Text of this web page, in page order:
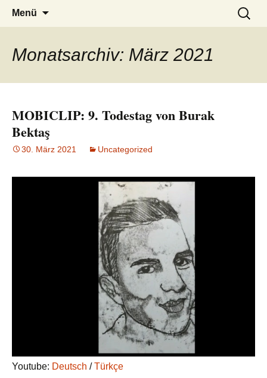
burak
Menü
Suchen
nach:
Monatsarchiv: März 2021
MOBICLIP: 9. Todestag von Burak
Bektaş
30. März 2021 Uncategorized
Youtube: Deutsch /Türkçe